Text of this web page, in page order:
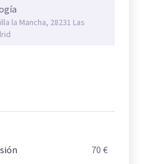
la Mancha, 28231 Las
70 €